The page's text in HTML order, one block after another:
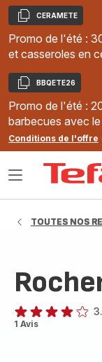
Copier
CERAMETE
Promo de l'été :
et casseroles en
Copier
BBQETE26
Promo de l'été :
barbecues avec
Conditions de l'offre
Ouvrir
TOUTES NOS
ratings.3.8
1 Avis